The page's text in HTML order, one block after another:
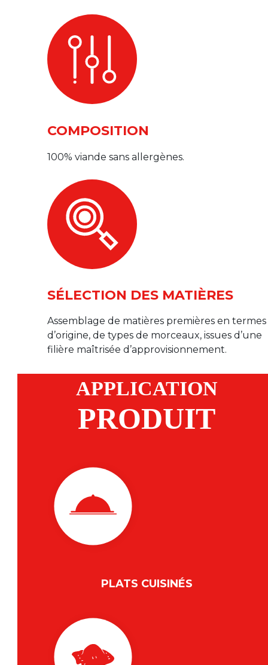
COMPOSITION
100% viande sans allergènes.
SÉLECTION DES MATIÈRES
Assemblage de matières premières en termes
d’origine, de types de morceaux, issues d’une
filière maîtrisée d’approvisionnement.
APPLICATION
PRODUIT
PLATS CUISINÉS